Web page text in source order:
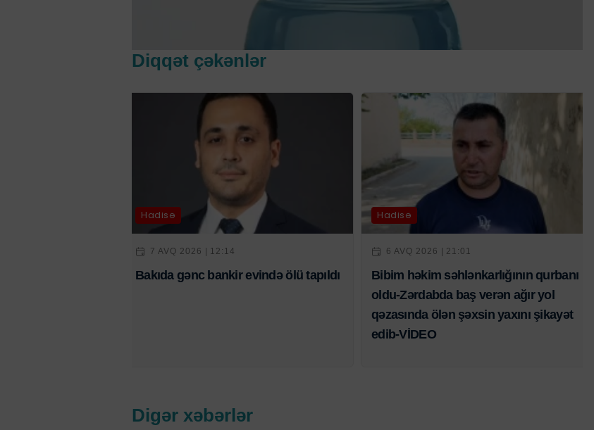
Diqqət çəkənlər
Hadisə
7 AVQ 2026 | 12:14
Bakıda gənc bankir evində ölü tapıldı
Hadisə
6 AVQ 2026 | 21:01
Bibim həkim səhlənkarlığının qurbanı
oldu-Zərdabda baş verən ağır yol
qəzasında ölən şəxsin yaxını şikayət
edib-VİDEO
Digər xəbərlər